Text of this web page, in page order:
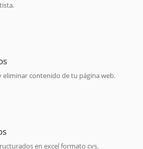
eliminar contenido de tu página web.
en excel formato cvs.